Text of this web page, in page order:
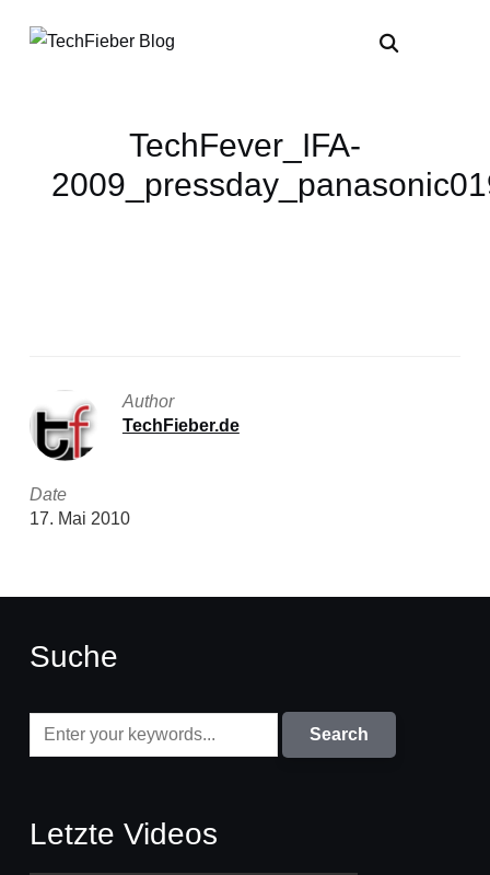
TechFever_IFA-
Author
TechFieber.de
Date
17. Mai 2010
Suche
Letzte Videos